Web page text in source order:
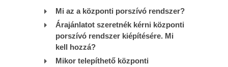
Mi az a központi porszívó rendszer?
Árajánlatot szeretnék kérni központi
porszívó rendszer kiépítésére. Mi
kell hozzá?
Mikor telepíthető központi